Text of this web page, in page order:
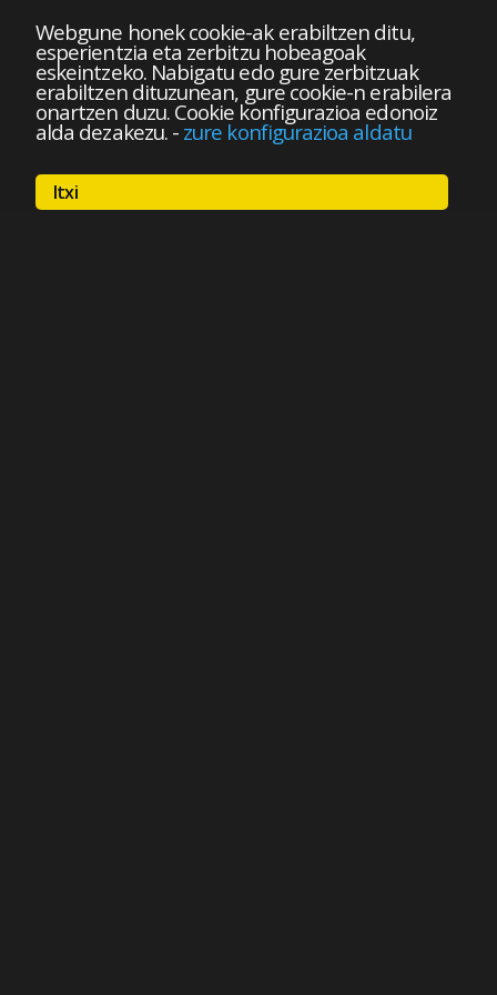
Webgune honek cookie-ak erabiltzen ditu,
esperientzia eta zerbitzu hobeagoak
eskeintzeko. Nabigatu edo gure zerbitzuak
erabiltzen dituzunean, gure cookie-n erabilera
onartzen duzu. Cookie konfigurazioa edonoiz
alda dezakezu.- zure konfigurazioa aldatu
Itxi